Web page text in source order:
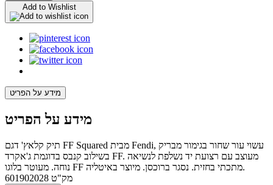
Add to Wishlist
מידע על הפריט
מידע על הפריט
תיק קלאץ' דגם FF Squared מבית Fendi, עשוי עור שחור בגימור מבריק
בשילוב קנבס בדוגמת ג'אקרד FF. מעוצב עם רצועת יד נשלפת לנשיאה
נוחה. מעוטר בלוגו FF מתכתי בחזית. נסגר ברוכסן. מיוצר באיטליה.
מק"ט 601902028